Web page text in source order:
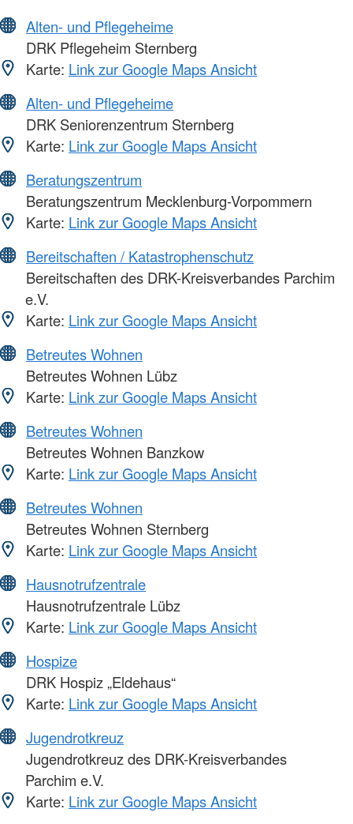
Alten- und Pflegeheime
DRK Pflegeheim Sternberg
Karte: Link zur Google Maps Ansicht
Alten- und Pflegeheime
DRK Seniorenzentrum Sternberg
Karte: Link zur Google Maps Ansicht
Beratungszentrum
Beratungszentrum Mecklenburg-Vorpommern
Karte: Link zur Google Maps Ansicht
Bereitschaften / Katastrophenschutz
Bereitschaften des DRK-Kreisverbandes Parchim
e.V.
Karte: Link zur Google Maps Ansicht
Betreutes Wohnen
Betreutes Wohnen Lübz
Karte: Link zur Google Maps Ansicht
Betreutes Wohnen
Betreutes Wohnen Banzkow
Karte: Link zur Google Maps Ansicht
Betreutes Wohnen
Betreutes Wohnen Sternberg
Karte: Link zur Google Maps Ansicht
Hausnotrufzentrale
Hausnotrufzentrale Lübz
Karte: Link zur Google Maps Ansicht
Hospize
DRK Hospiz „Eldehaus“
Karte: Link zur Google Maps Ansicht
Jugendrotkreuz
Jugendrotkreuz des DRK-Kreisverbandes
Parchim e.V.
Karte: Link zur Google Maps Ansicht